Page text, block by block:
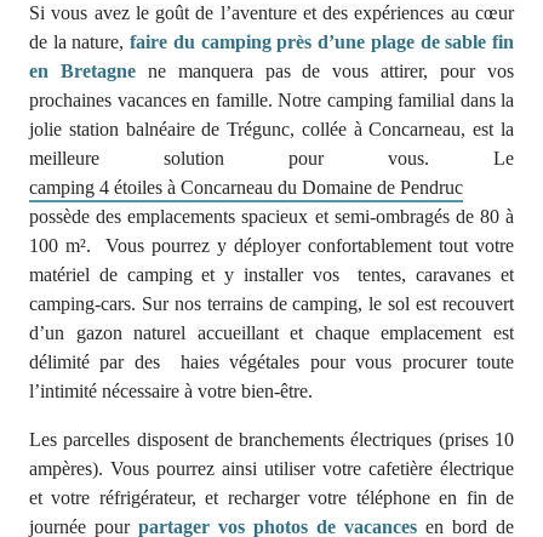
Si vous avez le goût de l’aventure et des expériences au cœur
de la nature,faire du camping près d’une plage de sable fin
en Bretagnene manquera pas de vous attirer, pour vos
prochaines vacances en famille. Notre camping familial dans la
jolie station balnéaire de Trégunc, collée à Concarneau, est la
meilleure solution pour vous. Le
camping 4 étoiles à Concarneau du Domaine de Pendruc
possède des emplacements spacieux et semi-ombragés de 80 à
100 m². Vous pourrez y déployer confortablement tout votre
matériel de camping et y installer vos tentes, caravanes et
camping-cars. Sur nos terrains de camping, le sol est recouvert
d’un gazon naturel accueillant et chaque emplacement est
délimité par des haies végétales pour vous procurer toute
l’intimité nécessaire à votre bien-être.
Les parcelles disposent de branchements électriques (prises 10
ampères). Vous pourrez ainsi utiliser votre cafetière électrique
et votre réfrigérateur, et recharger votre téléphone en fin de
journée pour partager vos photos de vacances en bord de